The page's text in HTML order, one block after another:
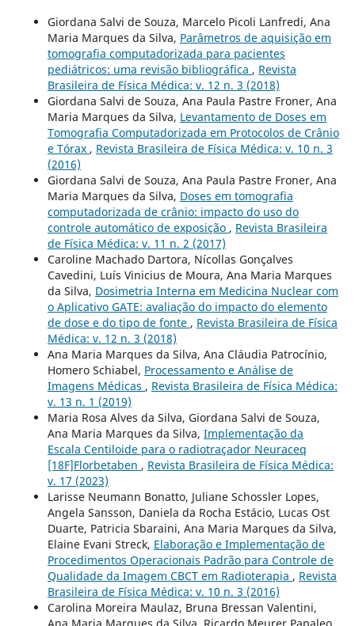
Giordana Salvi de Souza, Marcelo Picoli Lanfredi, Ana
Maria Marques da Silva, Parâmetros de aquisição em
tomografia computadorizada para pacientes
pediátricos: uma revisão bibliográfica , Revista
Brasileira de Física Médica: v. 12 n. 3 (2018)
Giordana Salvi de Souza, Ana Paula Pastre Froner, Ana
Maria Marques da Silva, Levantamento de Doses em
Tomografia Computadorizada em Protocolos de Crânio
e Tórax , Revista Brasileira de Física Médica: v. 10 n. 3
(2016)
Giordana Salvi de Souza, Ana Paula Pastre Froner, Ana
Maria Marques da Silva, Doses em tomografia
computadorizada de crânio: impacto do uso do
controle automático de exposição , Revista Brasileira
de Física Médica: v. 11 n. 2 (2017)
Caroline Machado Dartora, Nícollas Gonçalves
Cavedini, Luís Vinicius de Moura, Ana Maria Marques
da Silva, Dosimetria Interna em Medicina Nuclear com
o Aplicativo GATE: avaliação do impacto do elemento
de dose e do tipo de fonte , Revista Brasileira de Física
Médica: v. 12 n. 3 (2018)
Ana Maria Marques da Silva, Ana Cláudia Patrocínio,
Homero Schiabel, Processamento e Análise de
Imagens Médicas , Revista Brasileira de Física Médica:
v. 13 n. 1 (2019)
Maria Rosa Alves da Silva, Giordana Salvi de Souza,
Ana Maria Marques da Silva, Implementação da
Escala Centiloide para o radiotraçador Neuraceq
[18F]Florbetaben , Revista Brasileira de Física Médica:
v. 17 (2023)
Larisse Neumann Bonatto, Juliane Schossler Lopes,
Angela Sansson, Daniela da Rocha Estácio, Lucas Ost
Duarte, Patricia Sbaraini, Ana Maria Marques da Silva,
Elaine Evani Streck, Elaboração e Implementação de
Procedimentos Operacionais Padrão para Controle de
Qualidade da Imagem CBCT em Radioterapia , Revista
Brasileira de Física Médica: v. 10 n. 3 (2016)
Carolina Moreira Maulaz, Bruna Bressan Valentini,